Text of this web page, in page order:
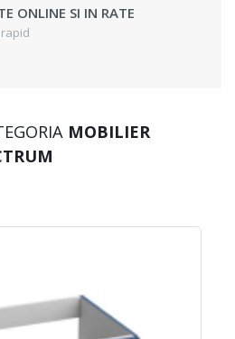
ONLINE SI IN RATE
MOBILIER